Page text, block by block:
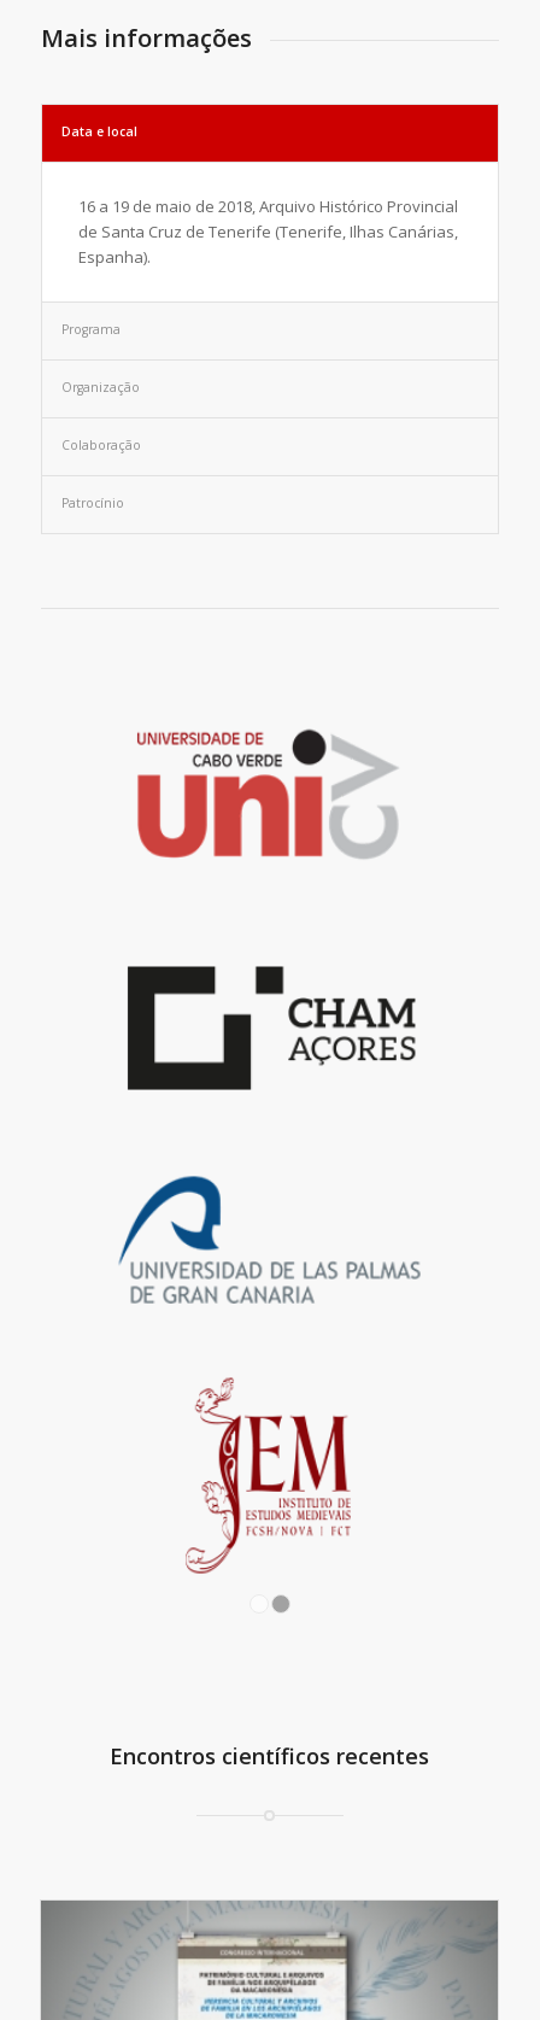
Mais informações
Data e local
16 a 19 de maio de 2018, Arquivo Histórico Provincial
de Santa Cruz de Tenerife (Tenerife, Ilhas Canárias,
Espanha).
Programa
Organização
Colaboração
Patrocínio
Encontros científicos recentes